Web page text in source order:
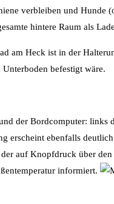
verbleiben und Hunde
hintere Raum als
am Heck ist in der
befestigt wäre.
der Bordcomputer: links
erscheint ebenfalls
auf Knopfdruck über
informiert.